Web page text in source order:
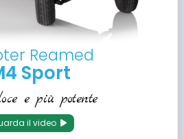
Reamed
Sport
e più potente
il video